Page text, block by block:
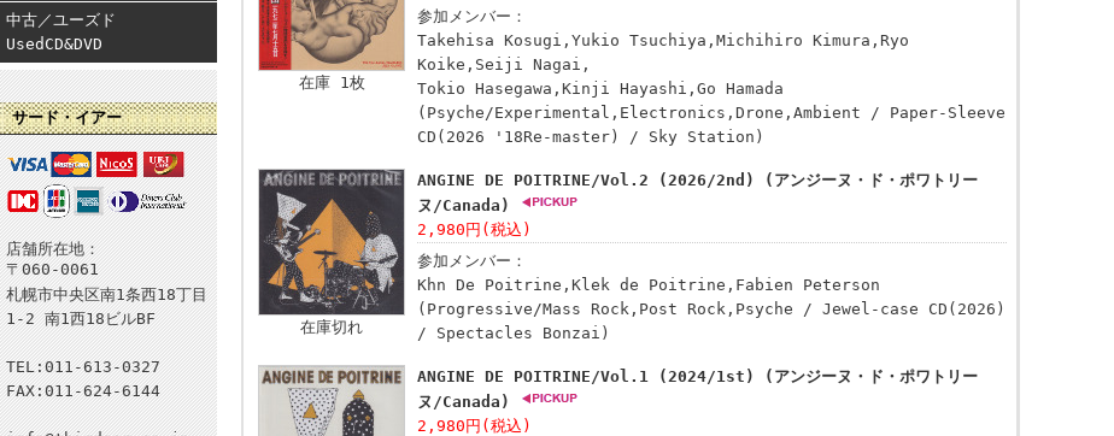
中古／ユーズド
UsedCD&DVD
サード・イアー
店舗所在地：
〒060-0061
札幌市中央区南1条西18丁目
1-2 南1西18ビルBF
TEL:011-613-0327
FAX:011-624-6144
在庫 1枚
参加メンバー：
Takehisa Kosugi,Yukio Tsuchiya,Michihiro Kimura,Ryo
Koike,Seiji Nagai,
Tokio Hasegawa,Kinji Hayashi,Go Hamada
(Psyche/Experimental,Electronics,Drone,Ambient / Paper-Sleeve
CD(2026 '18Re-master) / Sky Station)
在庫切れ
ANGINE DE POITRINE/Vol.2 (2026/2nd) (アンジーヌ・ド・ポワトリー
ヌ/Canada)
2,980円(税込)
参加メンバー：
Khn De Poitrine,Klek de Poitrine,Fabien Peterson
(Progressive/Mass Rock,Post Rock,Psyche / Jewel-case CD(2026)
/ Spectacles Bonzai)
ANGINE DE POITRINE/Vol.1 (2024/1st) (アンジーヌ・ド・ポワトリー
ヌ/Canada)
2,980円(税込)